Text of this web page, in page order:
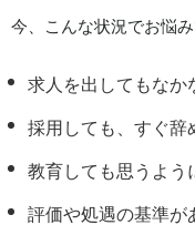
今、こんな状況でお悩
求人を出してもなか
採用しても、すぐ辞
教育しても思うよう
評価や処遇の基準が